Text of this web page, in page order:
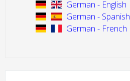
German - English
German - Spanish
German - French